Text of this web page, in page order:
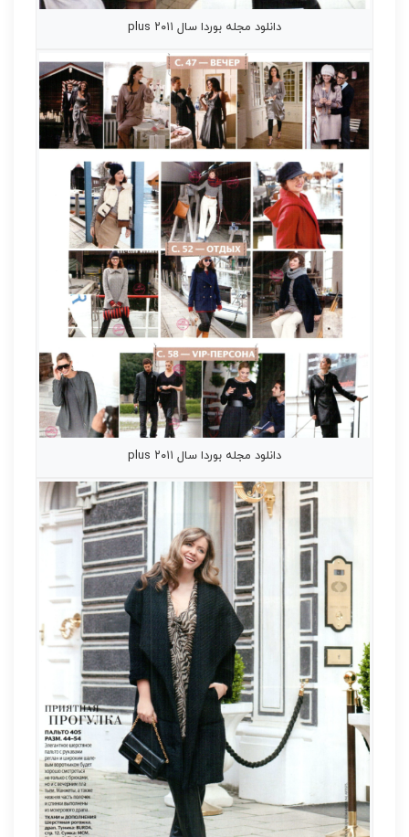
دانلود مجله بوردا سال ۲۰۱۱ plus
دانلود مجله بوردا سال ۲۰۱۱ plus